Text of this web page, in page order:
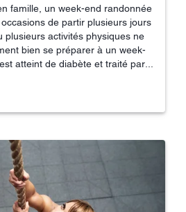
famille, un week-end randonnée
de partir plusieurs jours
plusieurs activités physiques ne
bien se préparer à un week-
atteint de diabète et traité par...